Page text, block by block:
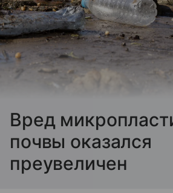
Вред
почвы оказался
преувеличен